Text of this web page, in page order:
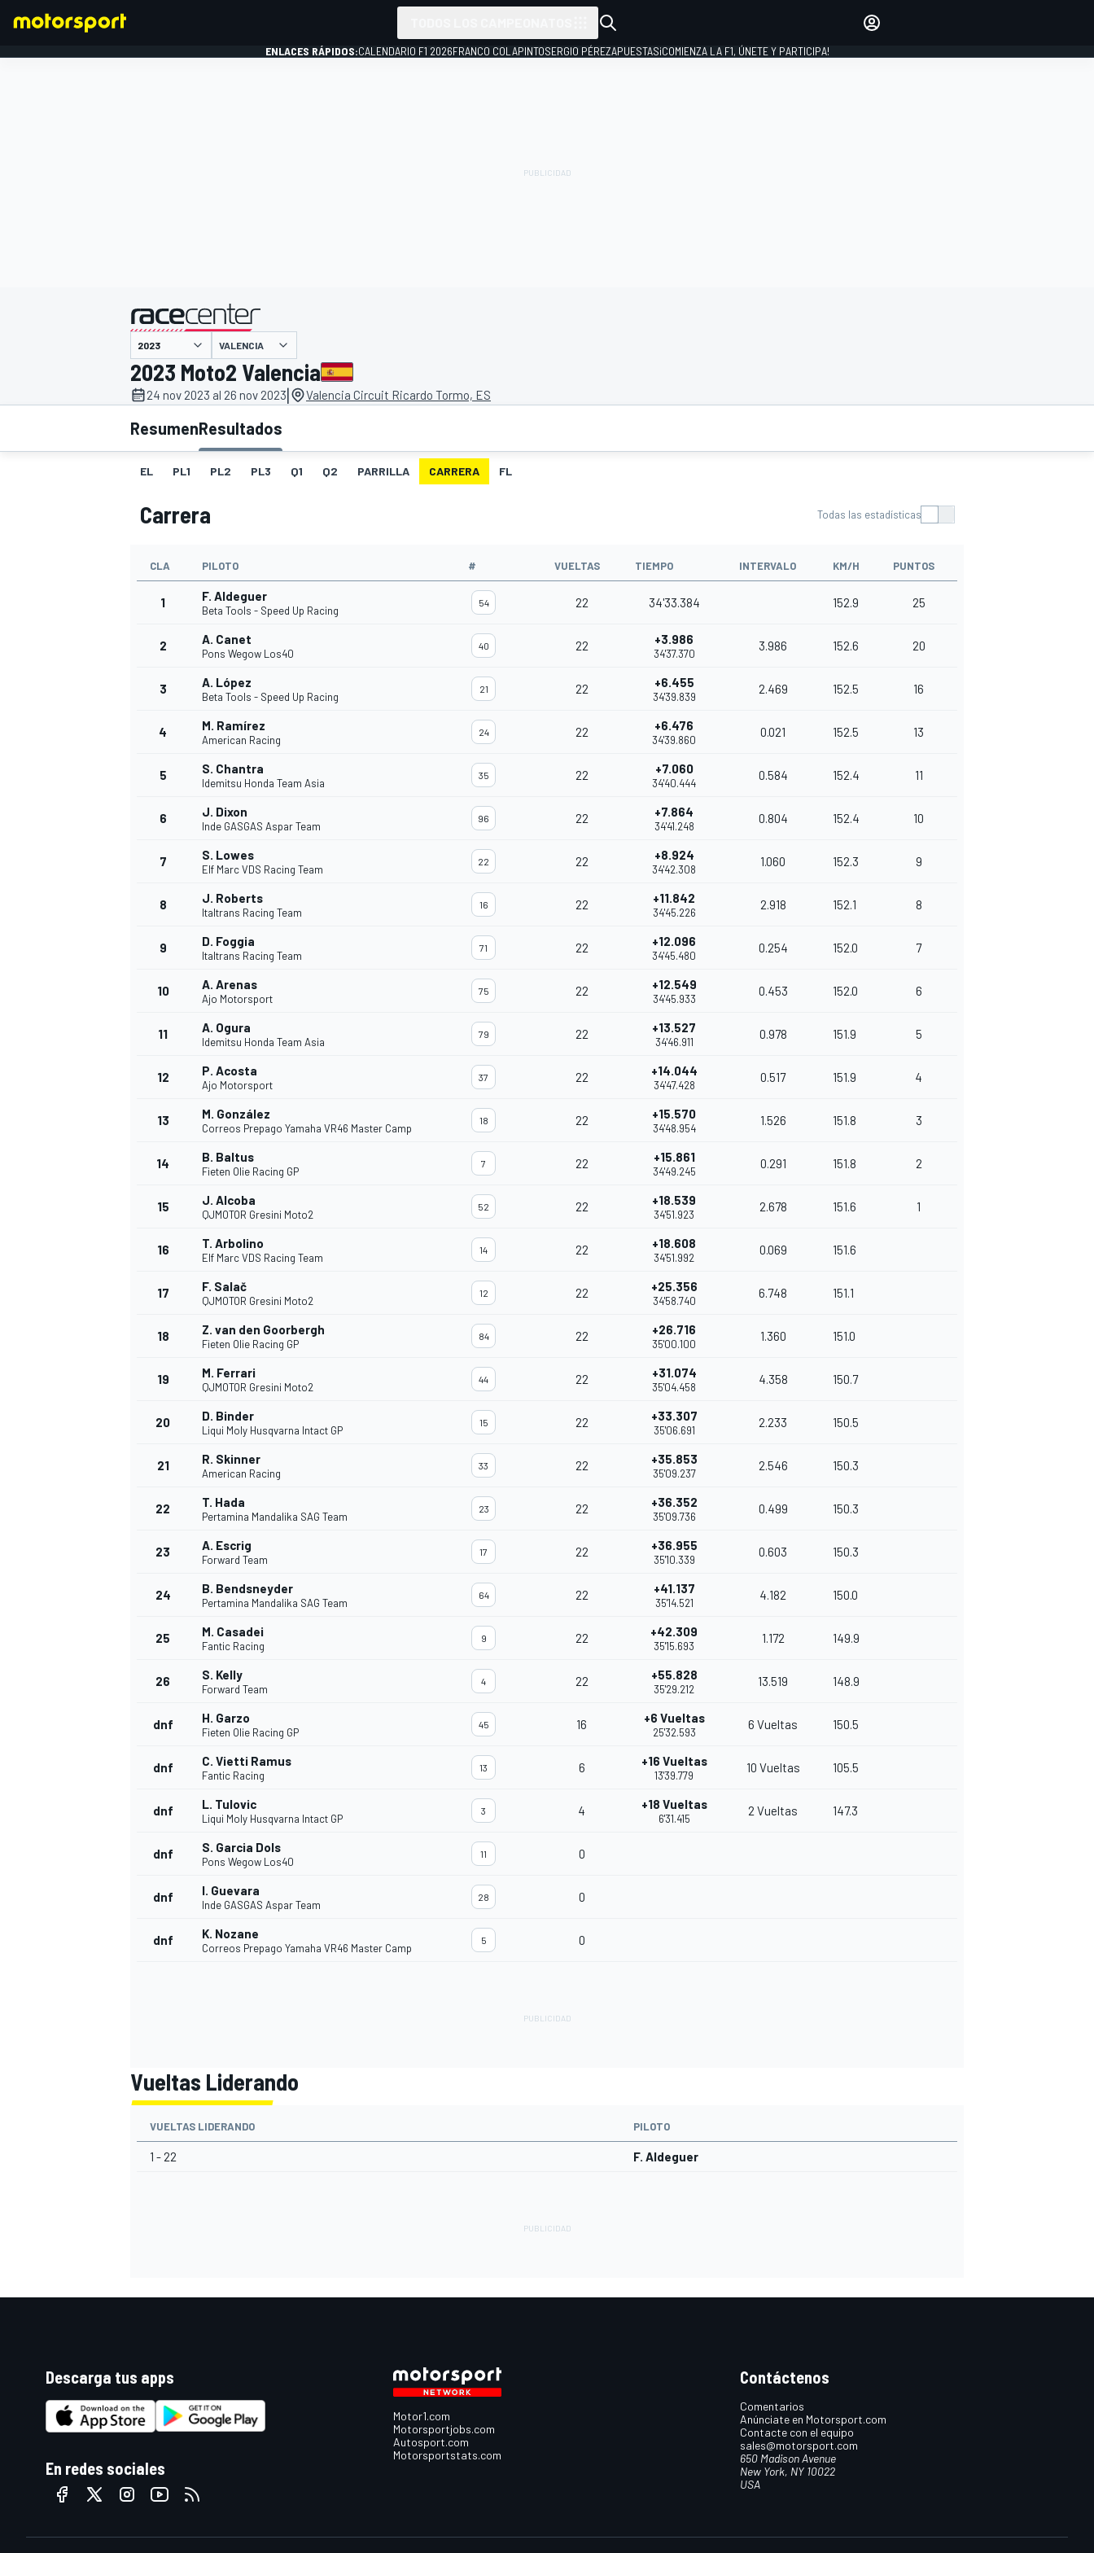
INDYCAR
FÓRMULA E
INICIAR SESIÓN
ENLACES RÁPIDOS:CALENDARIO F1 2026FRANCO COLAPINTOSERGIO PÉREZAPUESTAS¡COMIENZA LA F1, ÚNETE Y PARTICIPA!
presentado por
VALENCIA
2023 Moto2 Valencia
24 nov 2023 al 26 nov 2023| Valencia Circuit Ricardo Tormo, ES
ResumenResultados
EL PL1 PL2 PL3 Q1 Q2 PARRILLA CARRERA FL
Carrera Todas las estadísticas
CLA PILOTO # VUELTAS TIEMPO INTERVALO KM/H PUNTOS
1 F. Aldeguer
Beta Tools - Speed Up Racing
54 22 34'33.384 152.9 25
2 A. Canet
Pons Wegow Los40
40 22 +3.986
34'37.370
3.986 152.6 20
3 A. López
Beta Tools - Speed Up Racing
21 22 +6.455
34'39.839
2.469 152.5 16
4 M. Ramírez
American Racing
24 22 +6.476
34'39.860
0.021 152.5 13
5 S. Chantra
Idemitsu Honda Team Asia
35 22 +7.060
34'40.444
0.584 152.4 11
6 J. Dixon
Inde GASGAS Aspar Team
96 22 +7.864
34'41.248
0.804 152.4 10
7 S. Lowes
Elf Marc VDS Racing Team
22 22 +8.924
34'42.308
1.060 152.3 9
8 J. Roberts
Italtrans Racing Team
16 22 +11.842
34'45.226
2.918 152.1 8
9 D. Foggia
Italtrans Racing Team
71 22 +12.096
34'45.480
0.254 152.0 7
10 A. Arenas
Ajo Motorsport
75 22 +12.549
34'45.933
0.453 152.0 6
11 A. Ogura
Idemitsu Honda Team Asia
79 22 +13.527
34'46.911
0.978 151.9 5
12 P. Acosta
Ajo Motorsport
37 22 +14.044
34'47.428
0.517 151.9 4
13 M. González
Correos Prepago Yamaha VR46 Master Camp
18 22 +15.570
34'48.954
1.526 151.8 3
14 B. Baltus
Fieten Olie Racing GP
7 22 +15.861
34'49.245
0.291 151.8 2
15 J. Alcoba
QJMOTOR Gresini Moto2
52 22 +18.539
34'51.923
2.678 151.6 1
16 T. Arbolino
Elf Marc VDS Racing Team
14 22 +18.608
34'51.992
0.069 151.6
17 F. Salač
QJMOTOR Gresini Moto2
12 22 +25.356
34'58.740
6.748 151.1
18 Z. van den Goorbergh
Fieten Olie Racing GP
84 22 +26.716
35'00.100
1.360 151.0
19 M. Ferrari
QJMOTOR Gresini Moto2
44 22 +31.074
35'04.458
4.358 150.7
20 D. Binder
Liqui Moly Husqvarna Intact GP
15 22 +33.307
35'06.691
2.233 150.5
21 R. Skinner
American Racing
33 22 +35.853
35'09.237
2.546 150.3
22 T. Hada
Pertamina Mandalika SAG Team
23 22 +36.352
35'09.736
0.499 150.3
23 A. Escrig
Forward Team
17 22 +36.955
35'10.339
0.603 150.3
24 B. Bendsneyder
Pertamina Mandalika SAG Team
64 22 +41.137
35'14.521
4.182 150.0
25 M. Casadei
Fantic Racing
9 22 +42.309
35'15.693
1.172 149.9
26 S. Kelly
Forward Team
4 22 +55.828
35'29.212
13.519 148.9
dnf H. Garzo
Fieten Olie Racing GP
45 16 +6 Vueltas
25'32.593
6 Vueltas 150.5
dnf C. Vietti Ramus
Fantic Racing
13 6 +16 Vueltas
13'39.779
10 Vueltas 105.5
dnf L. Tulovic
Liqui Moly Husqvarna Intact GP
3 4 +18 Vueltas
6'31.415
2 Vueltas 147.3
dnf S. Garcia Dols
Pons Wegow Los40
11 0
dnf I. Guevara
Inde GASGAS Aspar Team
28 0
dnf K. Nozane
Correos Prepago Yamaha VR46 Master Camp
5 0
Vueltas Liderando
VUELTAS LIDERANDO PILOTO
1 - 22 F. Aldeguer
Descarga tus apps
En redes sociales
Motor1.com
Motorsportjobs.com
Autosport.com
Motorsportstats.com
Contáctenos
Comentarios
Anúnciate en Motorsport.com
Contacte con el equipo
sales@motorsport.com
650 Madison Avenue
New York, NY 10022
USA